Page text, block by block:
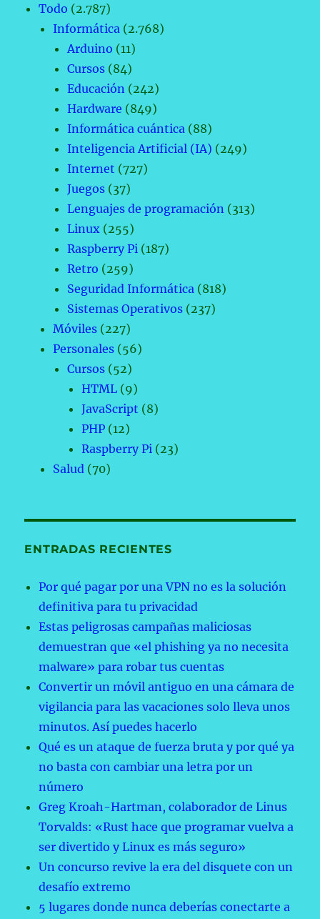
Todo (2.787)
Informática (2.768)
Arduino (11)
Cursos (84)
Educación (242)
Hardware (849)
Informática cuántica (88)
Inteligencia Artificial (IA) (249)
Internet (727)
Juegos (37)
Lenguajes de programación (313)
Linux (255)
Raspberry Pi (187)
Retro (259)
Seguridad Informática (818)
Sistemas Operativos (237)
Móviles (227)
Personales (56)
Cursos (52)
HTML (9)
JavaScript (8)
PHP (12)
Raspberry Pi (23)
Salud (70)
ENTRADAS RECIENTES
Por qué pagar por una VPN no es la solución
definitiva para tu privacidad
Estas peligrosas campañas maliciosas
demuestran que «el phishing ya no necesita
malware» para robar tus cuentas
Convertir un móvil antiguo en una cámara de
vigilancia para las vacaciones solo lleva unos
minutos. Así puedes hacerlo
Qué es un ataque de fuerza bruta y por qué ya
no basta con cambiar una letra por un
número
Greg Kroah-Hartman, colaborador de Linus
Torvalds: «Rust hace que programar vuelva a
ser divertido y Linux es más seguro»
Un concurso revive la era del disquete con un
desafío extremo
5 lugares donde nunca deberías conectarte a